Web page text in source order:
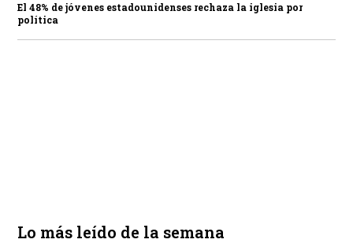
El 48% de jóvenes estadounidenses rechaza la iglesia por
política
Lo más leído de la semana